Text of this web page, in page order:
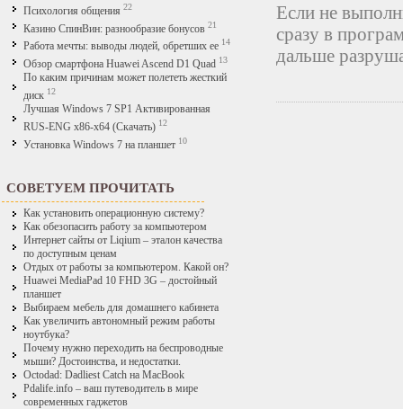
Психология общения 22
Казино СпинВин: разнообразие бонусов 21
Работа мечты: выводы людей, обретших ее 14
Обзор смартфона Huawei Ascend D1 Quad 13
По каким причинам может полететь жесткий
диск 12
Лучшая Windows 7 SP1 Активированная
RUS-ENG x86-x64 (Скачать) 12
Установка Windows 7 на планшет 10
СОВЕТУЕМ ПРОЧИТАТЬ
Как установить операционную систему?
Как обезопасить работу за компьютером
Интернет сайты от Liqium – эталон качества
по доступным ценам
Отдых от работы за компьютером. Какой он?
Huawei MediaPad 10 FHD 3G – достойный
планшет
Выбираем мебель для домашнего кабинета
Как увеличить автономный режим работы
ноутбука?
Почему нужно переходить на беспроводные
мыши? Достоинства, и недостатки.
Octodad: Dadliest Catch на MacBook
Pdalife.info – ваш путеводитель в мире
современных гаджетов
Если не
сразу в
дальше